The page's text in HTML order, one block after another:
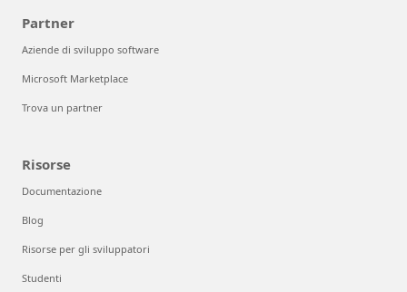
Partner
Aziende di sviluppo software
Microsoft Marketplace
Trova un partner
Risorse
Documentazione
Blog
Risorse per gli sviluppatori
Studenti